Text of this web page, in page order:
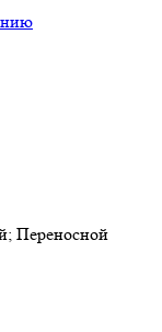
Переносной